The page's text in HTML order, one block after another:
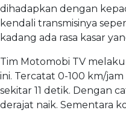
dihadapkan dengan
kendali transmisinya
kadang ada rasa kasar
Tim Motomobi TV
ini. Tercatat 0-100 km/
sekitar 11 detik. Dengan
derajat naik. Sementara